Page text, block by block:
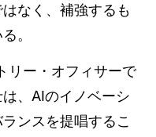
なく、補強するも
。
リー・オフィサーで
、AIのイノベーシ
ンスを提唱するこ